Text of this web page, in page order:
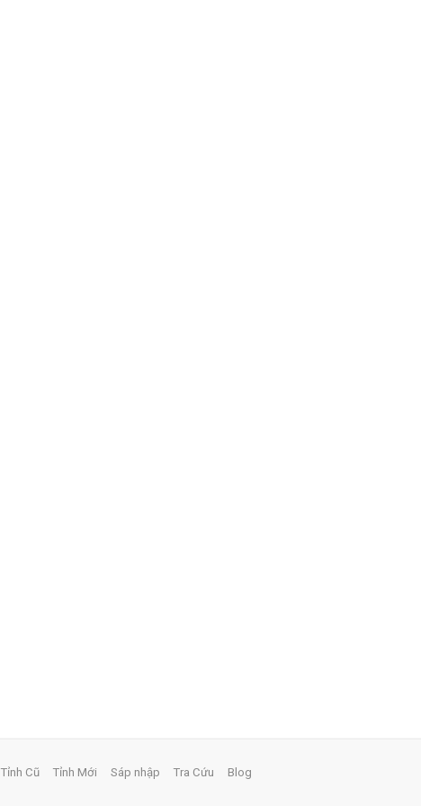
Tỉnh Cũ Tỉnh Mới Sáp nhập Tra Cứu Blog